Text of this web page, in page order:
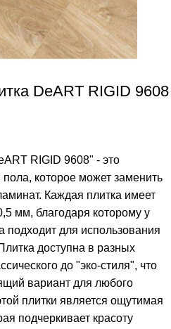
DeART RIGID 9608
RIGID 9608" - это
которое может заменить
Каждая плитка имеет
мм, благодаря которому у
подходит для использования
доступна в разных
до "эко-стиля", что
вариант для любого
плитки является ощутимая
подчеркивает красоту